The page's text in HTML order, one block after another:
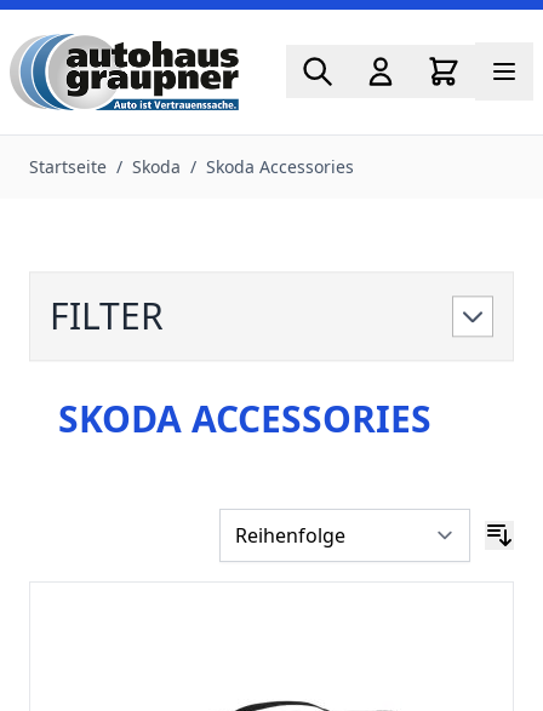
Zum Inhalt springen
Startseite / Skoda / Skoda Accessories
FILTER
SKODA ACCESSORIES